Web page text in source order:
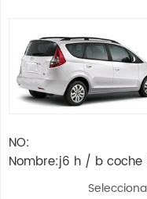
NO:
Nombre:j6 h / b coche